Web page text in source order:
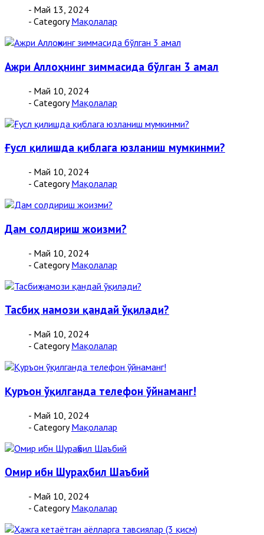
- Май 13, 2024
- Category Мақолалар
Ажри Аллоҳнинг зиммасида бўлган 3 амал
- Май 10, 2024
- Category Мақолалар
Ғусл қилишда қиблага юзланиш мумкинми?
- Май 10, 2024
- Category Мақолалар
Дам солдириш жоизми?
- Май 10, 2024
- Category Мақолалар
Тасбиҳ намози қандай ўқилади?
- Май 10, 2024
- Category Мақолалар
Қуръон ўқилганда телефон ўйнаманг!
- Май 10, 2024
- Category Мақолалар
Омир ибн Шурaҳбил Шаъбий
- Май 10, 2024
- Category Мақолалар